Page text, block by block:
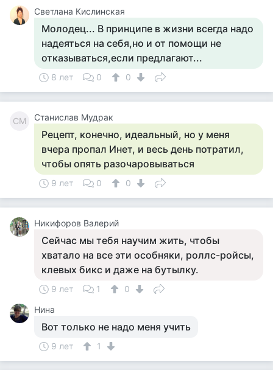
Светлана Кислинская
Молодец... В принципе в жизни всегда надо
надеяться на себя,но и от помощи не
отказываться,если предлагают...
8 лет 0 0
СМ Станислав Мудрак
Рецепт, конечно, идеальный, но у меня
вчера пропал Инет, и весь день потратил,
чтобы опять разочаровываться
9 лет 0 0
Никифоров Валерий
Сейчас мы тебя научим жить, чтобы
хватало на все эти особняки, роллс-ройсы,
клевых бикс и даже на бутылку.
9 лет 1
0
Нина
Вот только не надо меня учить
9 лет 1